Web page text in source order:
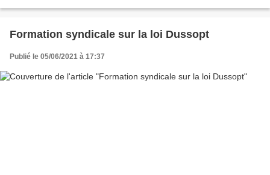
Formation syndicale sur la loi Dussopt
Publié le 05/06/2021 à 17:37